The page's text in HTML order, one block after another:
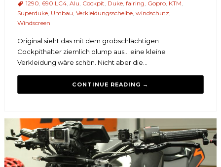
1290, 690 LC4, Alu, Cockpit, Duke, fairing, Gopro, KTM,
Superduke, Umbau, Verkleidungsscheibe, windschutz,
Windscreen
Original sieht das mit dem grobschlächtigen
Cockpithalter ziemlich plump aus… eine kleine
Verkleidung wäre schön. Nicht aber die...
CONTINUE READING →